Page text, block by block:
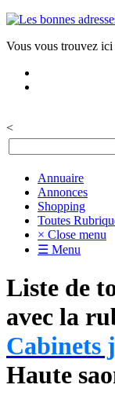
Vous vous trouvez ici
<
Annuaire
Annonces
Shopping
Toutes
× Close menu
☰ Menu
Liste de
avec la
Cabinets
Haute